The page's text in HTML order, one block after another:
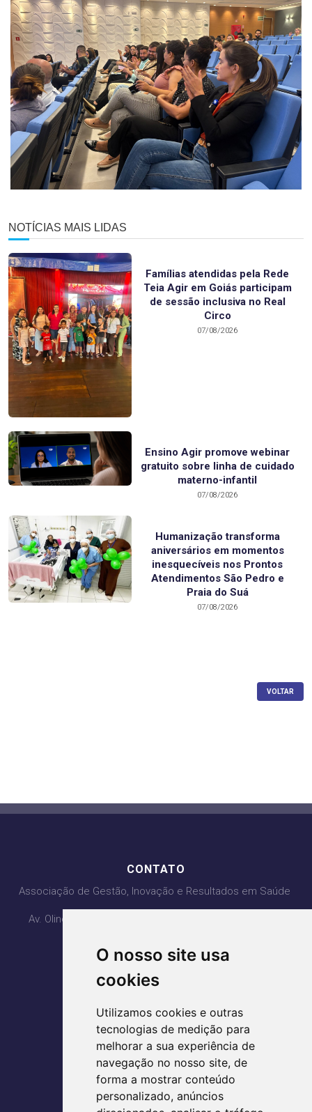
O nosso site usa
cookies
Utilizamos cookies e outras
tecnologias de medição para
melhorar a sua experiência de
navegação no nosso site, de
forma a mostrar conteúdo
personalizado, anúncios
NOTÍCIAS MAIS LIDAS
Famílias atendidas pela Rede
Teia Agir em Goiás participam
de sessão inclusiva no Real
Circo
07/08/2026
Ensino Agir promove webinar
gratuito sobre linha de cuidado
materno-infantil
07/08/2026
Humanização transforma
aniversários em momentos
inesquecíveis nos Prontos
Atendimentos São Pedro e
Praia do Suá
07/08/2026
VOLTAR
CONTATO
Associação de Gestão, Inovação e Resultados em Saúde
Av. Olinda com Av. PL3, Qd. H4 Lt 1, 2, 3 - Ed. Lozandes
Parque Lozandes - Goiânia/GO
agir@agirsaude.org.br
ACESSE AS REDES SOCIAIS